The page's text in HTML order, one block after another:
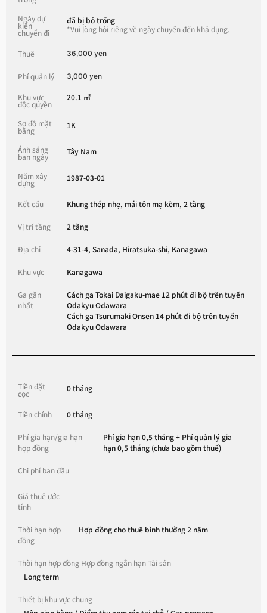
Ngày dự
kiến ​​
chuyển đi
đã bị bỏ trống
*Vui lòng hỏi riêng về ngày chuyển đến khả dụng.
Thuê 36,000 yen
Phí quản lý 3,000 yen
Khu vực
độc quyền
20.1 ㎡
Sơ đồ mặt
bằng
1K
Ánh sáng
ban ngày
Tây Nam
Năm xây
dựng
1987-03-01
Kết cấu Khung thép nhẹ, mái tôn mạ kẽm, 2 tầng
Vị trí tầng 2 tầng
Địa chỉ 4-31-4, Sanada, Hiratsuka-shi, Kanagawa
Khu vực Kanagawa
Ga gần
nhất
Cách ga Tokai Daigaku-mae 12 phút đi bộ trên tuyến
Odakyu Odawara
Cách ga Tsurumaki Onsen 14 phút đi bộ trên tuyến
Odakyu Odawara
Tiền đặt
cọc
0 tháng
Tiền chính 0 tháng
Phí gia hạn/gia hạn
hợp đồng
Phí gia hạn 0,5 tháng + Phí quản lý gia
hạn 0,5 tháng (chưa bao gồm thuế)
Chi phí ban đầu
Giá thuê ước
tính
Thời hạn hợp
đồng
Hợp đồng cho thuê bình thường 2 năm
Thời hạn hợp đồng Hợp đồng ngắn hạn Tài sản
Long term
Thiết bị khu vực chung